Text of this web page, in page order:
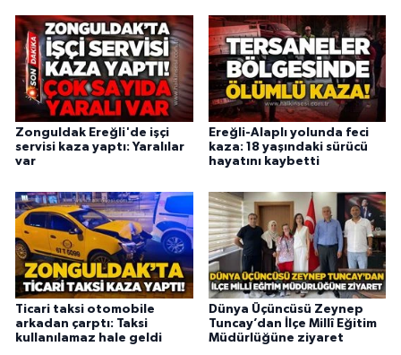
Zonguldak Ereğli'de işçi
servisi kaza yaptı: Yaralılar
var
Ereğli-Alaplı yolunda feci
kaza: 18 yaşındaki sürücü
hayatını kaybetti
Ticari taksi otomobile
arkadan çarptı: Taksi
kullanılamaz hale geldi
Dünya Üçüncüsü Zeynep
Tuncay’dan İlçe Millî Eğitim
Müdürlüğüne ziyaret